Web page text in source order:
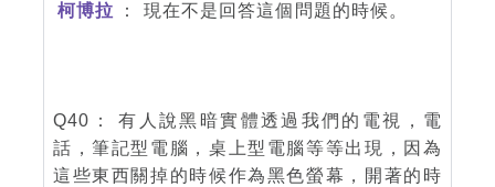
柯博拉 ： 現在不是回答這個問題的時候。
Q40： 有人說黑暗實體透過我們的電視，電
話，筆記型電腦，桌上型電腦等等出現，因為
這些東西關掉的時候作為黑色螢幕，開著的時